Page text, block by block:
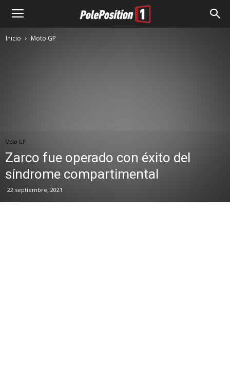
Inicio Moto GP
Moto GP
Zarco fue operado con éxito del
síndrome compartimental
22 septiembre, 2021